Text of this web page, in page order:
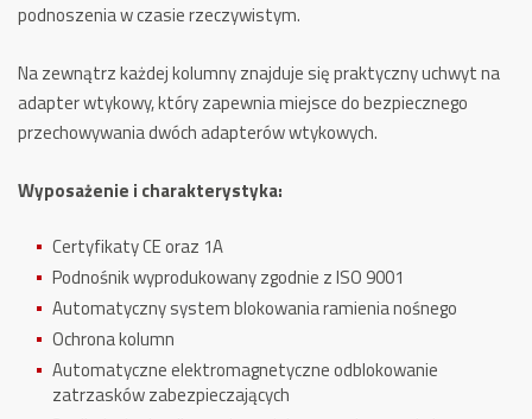
podnoszenia w czasie rzeczywistym.
Na zewnątrz każdej kolumny znajduje się praktyczny uchwyt na
adapter wtykowy, który zapewnia miejsce do bezpiecznego
przechowywania dwóch adapterów wtykowych.
Wyposażenie i charakterystyka:
Certyfikaty CE oraz 1A
Podnośnik wyprodukowany zgodnie z ISO 9001
Automatyczny system blokowania ramienia nośnego
Ochrona kolumn
Automatyczne elektromagnetyczne odblokowanie
zatrzasków zabezpieczających